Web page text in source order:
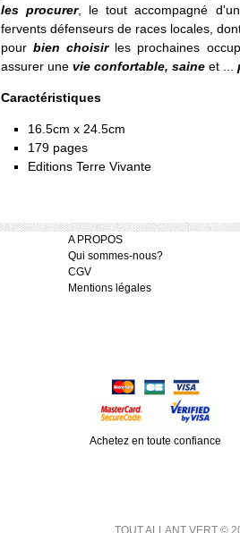
les procurer, le tout accompagné
fervents défenseurs de races locales,
pourbien choisirles prochaines
assurer une vie confortable, saine et ...
Caractéristiques
16.5cm x 24.5cm
179 pages
Editions Terre Vivante
A PROPOS
Qui sommes-nous?
CGV
Mentions légales
Achetez en toute confiance